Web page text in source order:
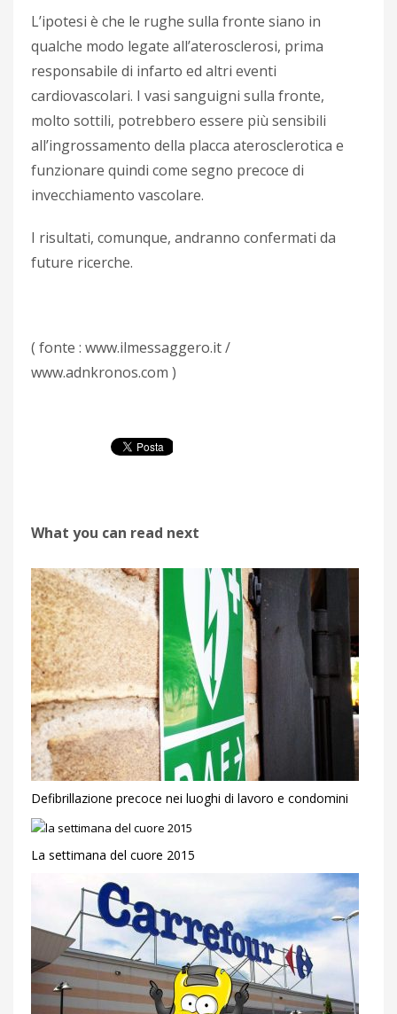
L’ipotesi è che le rughe sulla fronte siano in
qualche modo legate all’aterosclerosi, prima
responsabile di infarto ed altri eventi
cardiovascolari. I vasi sanguigni sulla fronte,
molto sottili, potrebbero essere più sensibili
all’ingrossamento della placca aterosclerotica e
funzionare quindi come segno precoce di
invecchiamento vascolare.
I risultati, comunque, andranno confermati da
future ricerche.
( fonte : www.ilmessaggero.it /
www.adnkronos.com )
What you can read next
Defibrillazione precoce nei luoghi di lavoro e condomini
La settimana del cuore 2015